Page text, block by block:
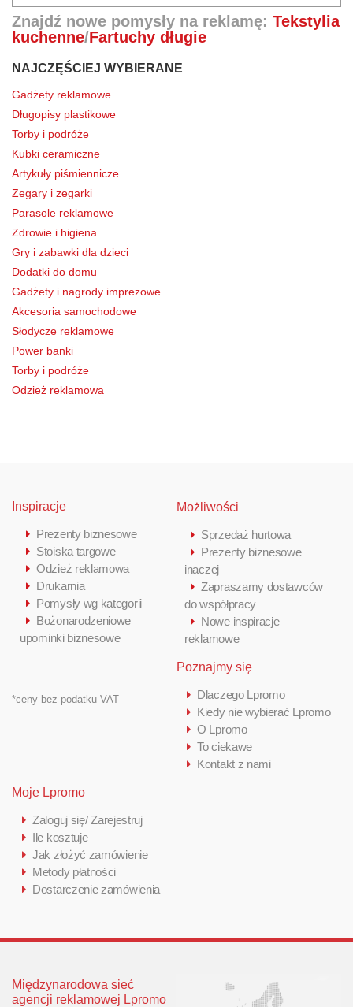
Znajdź nowe pomysły na reklamę: Tekstylia
kuchenne/Fartuchy długie
NAJCZĘŚCIEJ WYBIERANE
Gadżety reklamowe
Długopisy plastikowe
Torby i podróże
Kubki ceramiczne
Artykuły piśmiennicze
Zegary i zegarki
Parasole reklamowe
Zdrowie i higiena
Gry i zabawki dla dzieci
Dodatki do domu
Gadżety i nagrody imprezowe
Akcesoria samochodowe
Słodycze reklamowe
Power banki
Torby i podróże
Odzież reklamowa
Inspiracje
Prezenty biznesowe
Stoiska targowe
Odzież reklamowa
Drukarnia
Pomysły wg kategorii
Bożonarodzeniowe
upominki biznesowe
*ceny bez podatku VAT
Możliwości
Sprzedaż hurtowa
Prezenty biznesowe
inaczej
Zapraszamy dostawców
do współpracy
Nowe inspiracje
reklamowe
Poznajmy się
Dlaczego Lpromo
Kiedy nie wybierać Lpromo
O Lpromo
To ciekawe
Kontakt z nami
Moje Lpromo
Zaloguj się/ Zarejestruj
Ile kosztuje
Jak złożyć zamówienie
Metody płatności
Dostarczenie zamówienia
Międzynarodowa sieć
agencji reklamowej Lpromo